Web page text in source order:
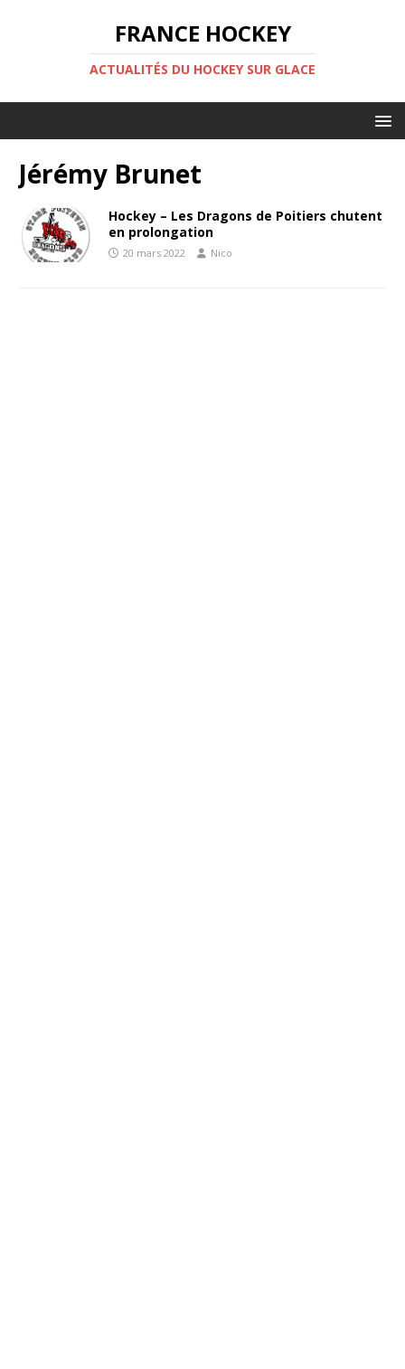
FRANCE HOCKEY
ACTUALITÉS DU HOCKEY SUR GLACE
Jérémy Brunet
Hockey – Les Dragons de Poitiers chutent
en prolongation
20 mars 2022 Nico